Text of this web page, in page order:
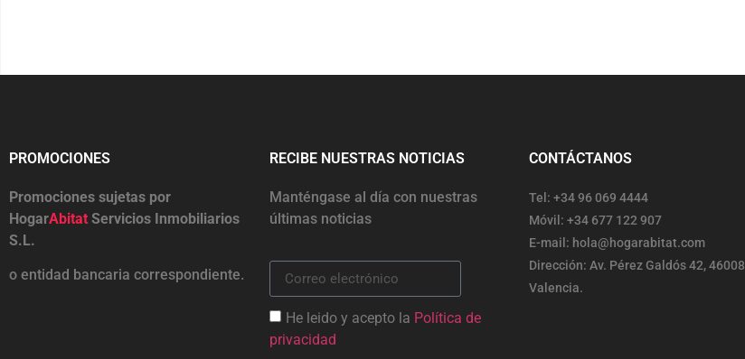
PROMOCIONES
Promociones sujetas por
HogarAbitat Servicios Inmobiliarios
S.L.
o entidad bancaria correspondiente.
RECIBE NUESTRAS NOTICIAS
Manténgase al día con nuestras
últimas noticias
He leido y acepto la Política de
privacidad
CONTÁCTANOS
Tel: +34 96 069 4444
Móvil: +34 677 122 907
E-mail: hola@hogarabitat.com
Dirección: Av. Pérez Galdós 42, 46008
Valencia.